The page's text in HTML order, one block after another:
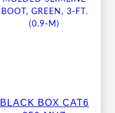
BLACK BOX CAT6